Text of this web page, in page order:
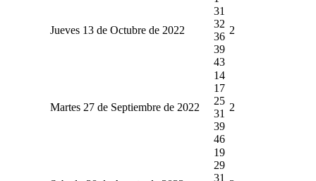
Jueves 13 de Octubre de 2022
31
32
36
39
43
2
Martes 27 de Septiembre de 2022
14
17
25
31
39
46
2
19
29
31